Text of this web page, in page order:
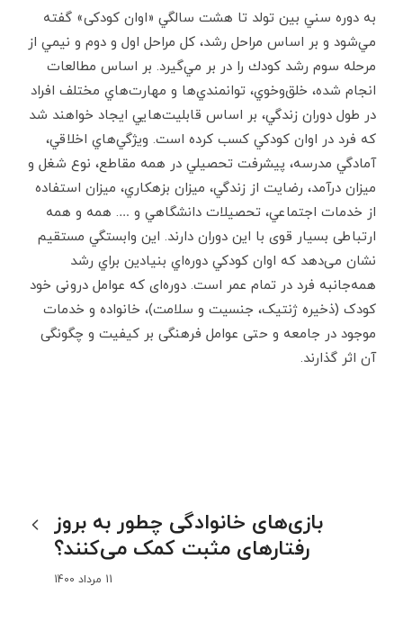
به دوره‌ سني بين تولد تا هشت سالگي «اوان کودکی» گفته
مي‌شود و بر اساس مراحل رشد، كل مراحل اول و دوم و نيمي از
مرحله‌ سوم رشد كودك را در بر مي‌گيرد. بر اساس مطالعات
انجام ‌شده، خلق‌وخوي، توانمندي‌ها و مهارت‌هاي مختلف افراد
در طول دوران زندگي، بر اساس قابليت‌هايي ايجاد خواهند شد
كه فرد در اوان كودكي كسب كرده است. ويژگي‌هاي اخلاقي،
آمادگي مدرسه، پيشرفت تحصيلي در همه مقاطع، نوع شغل و
ميزان درآمد، رضايت از زندگي، ميزان بزهكاري، ميزان استفاده
از خدمات اجتماعي، تحصيلات دانشگاهي و …. همه و همه
ارتباطی بسیار قوی با این دوران دارند. اين وابستگي مستقيم
نشان می‌دهد که اوان كودكي دوره‌اي بنيادين براي رشد
همه‌جانبه‌ فرد در تمام عمر است. دوره‌ای که عوامل درونی خود
کودک (ذخیره ژنتیک، جنسیت و سلامت)، خانواده و خدمات
موجود در جامعه و حتی عوامل فرهنگی بر کیفیت و چگونگی
آن اثر گذارند.
بازی‌های خانوادگی چطور به بروز
رفتارهای مثبت کمک می‌کنند؟
11 مرداد 1400